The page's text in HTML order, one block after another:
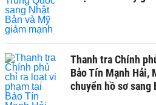
Thanh tra Chính
Bảo Tín Mạnh Hải,
chuyển hồ sơ sang